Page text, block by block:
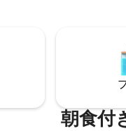
ネルがある衛星テレビが
トレスとメモリーフォー
エリア。公共駐車場の1泊
12です。
朝食付